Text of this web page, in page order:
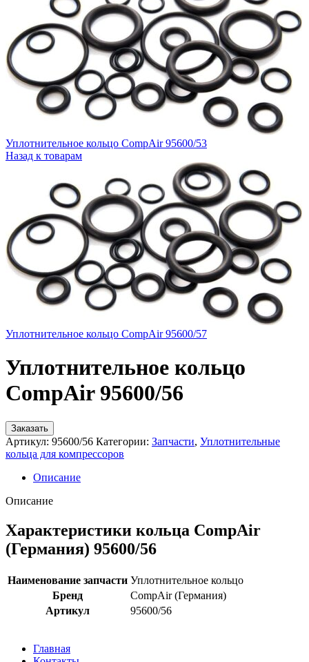
Уплотнительное кольцо CompAir 95600/53
Назад к товарам
Уплотнительное кольцо CompAir 95600/57
Уплотнительное кольцо
CompAir 95600/56
Заказать
Артикул: 95600/56 Категории: Запчасти, Уплотнительные
кольца для компрессоров
Описание
Описание
Характеристики кольца CompAir
(Германия) 95600/56
Наименование запчасти Уплотнительное кольцо
Бренд
CompAir (Германия)
Артикул
95600/56
Главная